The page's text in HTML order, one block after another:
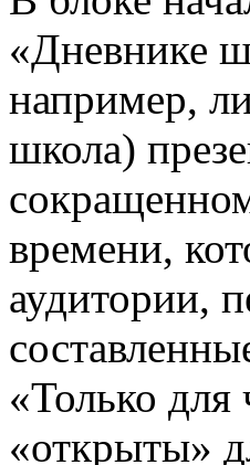
«Дневнике
например,
школа)
времени,
аудитории,
«Только для
«открыты»